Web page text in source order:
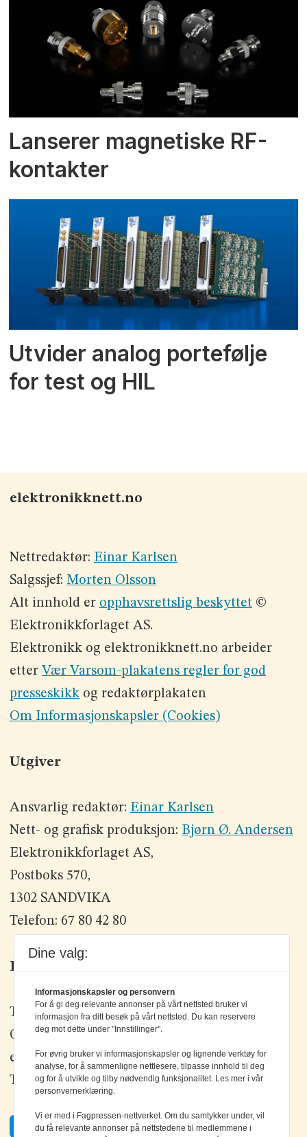
Lanserer magnetiske RF-
kontakter
Utvider analog portefølje
for test og HIL
elektronikknett.no
Nettredaktør: Einar Karlsen
Salgssjef: Morten Olsson
Alt innhold er opphavsrettslig beskyttet©
Elektronikkforlaget AS.
Elektronikk og elektronikknett.no arbeider
etter Vær Varsom-plakatens regler for god
presseskikkog redaktørplakaten
Om Informasjonskapsler (Cookies)
Utgiver
Ansvarlig redaktør: Einar Karlsen
Nett- og grafisk produksjon: Bjørn Ø. Andersen
Elektronikkforlaget AS,
Postboks 570,
1302 SANDVIKA
Telefon: 67 80 42 80
Kontakt oss
Tlf: +47 67 80 42 80
Olav Brunborgs vei 6, 1396 Billingstad
epost: elektronikk@elektronikkforlaget.no
Tips oss:tips@elektronikkforlaget.no
Facebook
Dine valg:
Informasjonskapsler og personvern
For å gi deg relevante annonser på vårt nettsted bruker vi
informasjon fra ditt besøk på vårt nettsted. Du kan reservere
deg mot dette under "Innstillinger".
For øvrig bruker vi informasjonskapsler og lignende verktøy for
analyse, for å sammenligne nettlesere, tilpasse innhold til deg
og for å utvikle og tilby nødvendig funksjonalitet. Les mer i vår
personvernerklæring.
Vi er med i Fagpressen-nettverket. Om du samtykker under, vil
du få relevante annonser på nettstedene til medlemmene i